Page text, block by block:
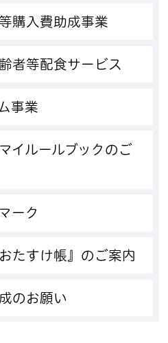
購入費助成事業
者等配食サービス
事業
イルールブックのご
ーク
たすけ帳』のご案内
のお願い